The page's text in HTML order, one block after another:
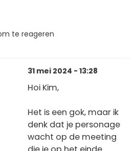
te reageren
31 mei 2024 - 13:28
Hoi Kim,
Het is een gok, maar ik
denk dat je personage
wacht op de meeting